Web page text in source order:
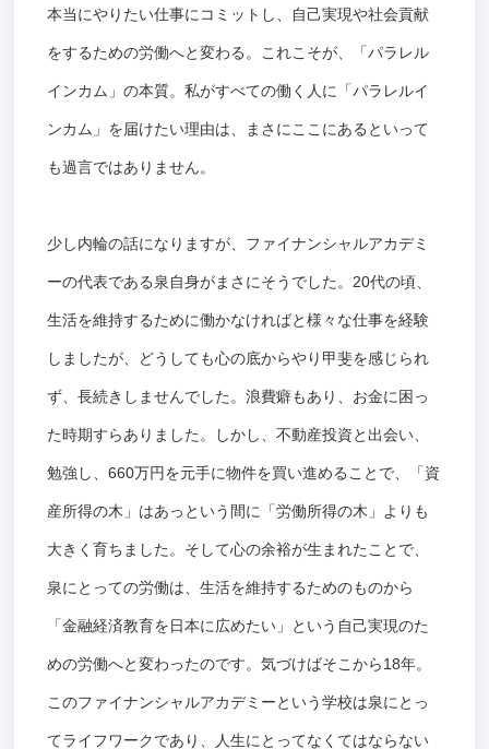
本当にやりたい仕事にコミットし、自己実現や社会貢献
をするための労働へと変わる。これこそが、「パラレル
インカム」の本質。私がすべての働く人に「パラレルイ
ンカム」を届けたい理由は、まさにここにあるといって
も過言ではありません。
少し内輪の話になりますが、ファイナンシャルアカデミ
ーの代表である泉自身がまさにそうでした。20代の頃、
生活を維持するために働かなければと様々な仕事を経験
しましたが、どうしても心の底からやり甲斐を感じられ
ず、長続きしませんでした。浪費癖もあり、お金に困っ
た時期すらありました。しかし、不動産投資と出会い、
勉強し、660万円を元手に物件を買い進めることで、「資
産所得の木」はあっという間に「労働所得の木」よりも
大きく育ちました。そして心の余裕が生まれたことで、
泉にとっての労働は、生活を維持するためのものから
「金融経済教育を日本に広めたい」という自己実現のた
めの労働へと変わったのです。気づけばそこから18年。
このファイナンシャルアカデミーという学校は泉にとっ
てライフワークであり、人生にとってなくてはならない